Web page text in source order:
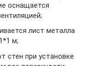
оснащается
лист металла
м;
стен при установке